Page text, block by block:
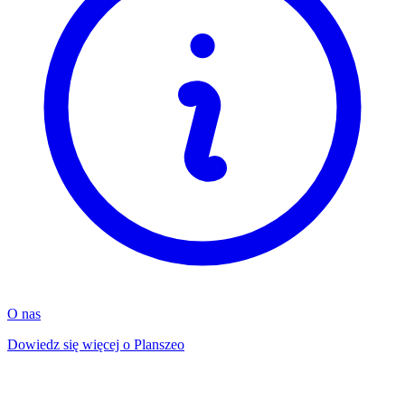
O nas
Dowiedz się więcej o Planszeo